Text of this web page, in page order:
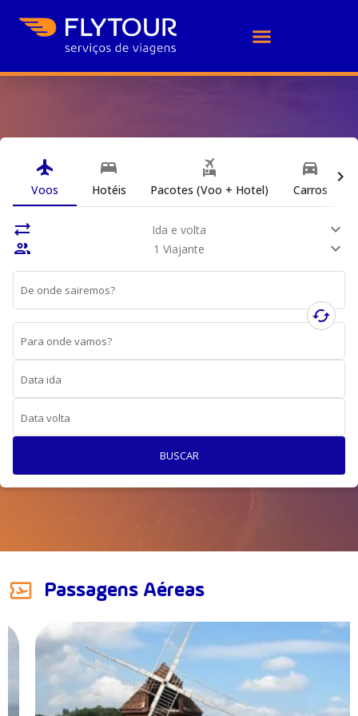
flight
Voos
bed
Hotéis
flights_and_hotels
Pacotes (Voo + Hotel)
directions_car
Carros
sync_alt Ida e volta
expand_more
people
1 Viajante expand_more
De onde sairemos?
cached
Para onde vamos?
Data ida
Data volta
BUSCAR
chevron_right
Passagens Aéreas